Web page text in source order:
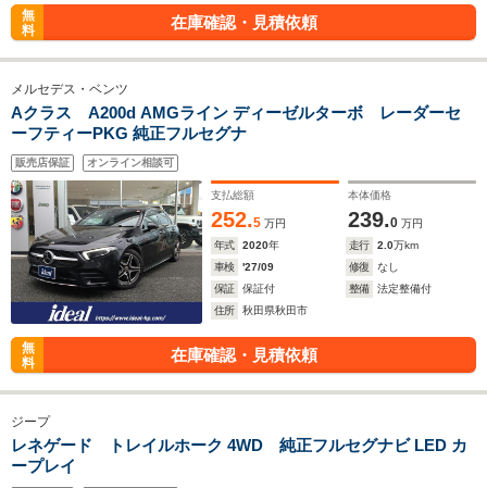
無
料
在庫確認・見積依頼
メルセデス・ベンツ
Aクラス A200d AMGライン ディーゼルターボ レーダーセ
ーフティーPKG 純正フルセグナ
販売店保証 オンライン相談可
支払総額
252.5 万円
本体価格
239.0 万円
年式
2020年 走行 2.0万km
車検
'27/09 修復
なし
保証
保証付 整備
法定整備付
住所
秋田県秋田市
無
料
在庫確認・見積依頼
ジープ
レネゲード トレイルホーク 4WD 純正フルセグナビ LED カ
ープレイ